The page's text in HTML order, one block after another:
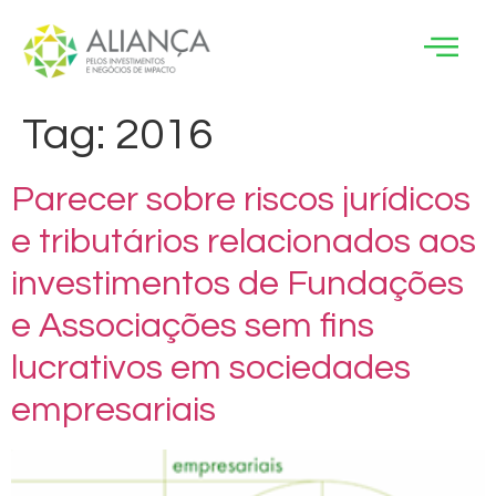
Tag: 2016
Parecer sobre riscos jurídicos
e tributários relacionados aos
investimentos de Fundações
e Associações sem fins
lucrativos em sociedades
empresariais